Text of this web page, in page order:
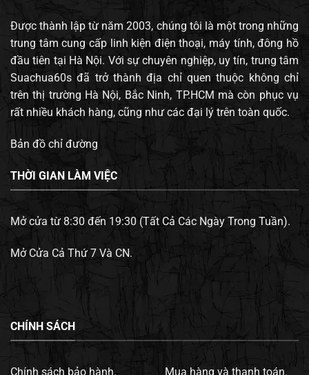
Được thành lập từ năm 2003, chúng tôi là một trong những
trung tâm cung cấp linh kiện điện thoại, máy tính, đông hồ
đầu tiên tại Hà Nội. Với sự chuyên nghiệp, uy tín, trung tâm
Suachua60s đã trở thành địa chỉ quen thuộc không chỉ
trên thị trường Hà Nội, Bắc Ninh, TP.HCM mà còn phục vụ
rất nhiều khách hàng, cũng như các đại lý trên toàn quốc.
Bản đồ chỉ đường
THỜI GIAN LÀM VIỆC
Mở cửa từ 8:30 đến 19:30 (Tất Cả Các Ngày Trong Tuần).
Mở Cửa Cả Thứ 7 Và CN.
CHÍNH SÁCH
Chính sách bảo hành. Mua hàng và thanh toán.